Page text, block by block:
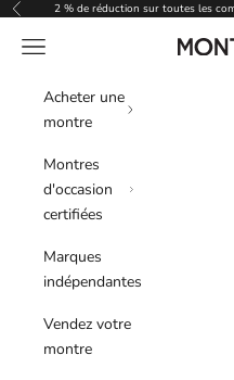
Passer au contenu
Précédent2 % de réduction sur toutes les
Montredo
Menu
Acheter une
montre
Montres
d'occasion
certifiées
Marques
indépendantes
Vendez votre
montre